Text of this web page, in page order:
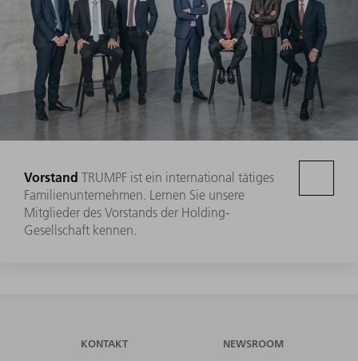
Vorstand TRUMPF ist ein international tätiges
Familienunternehmen. Lernen Sie unsere
Mitglieder des Vorstands der Holding-
Gesellschaft kennen.
KONTAKT NEWSROOM